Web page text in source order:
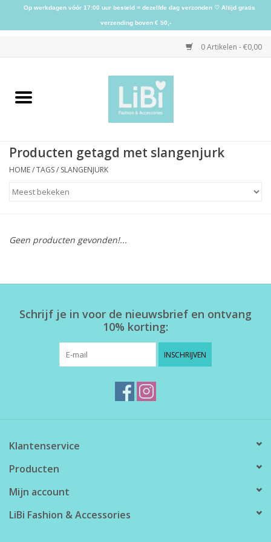
0 Artikelen - €0,00
Home
Schoenen
Herensokken
Producten getagd met slangenjurk
HOME/TAGS/ SLANGENJURK
Geen producten gevonden!...
Schrijf je in voor de nieuwsbrief en ontvang
10% korting:
INSCHRIJVEN
Klantenservice
Producten
Mijn account
LiBi Fashion & Accessories
Op werkdagen vóór 17:00 uur besteld = dezelfde dag verzonden ♡ Altijd gratis
verzending boven € 50,-